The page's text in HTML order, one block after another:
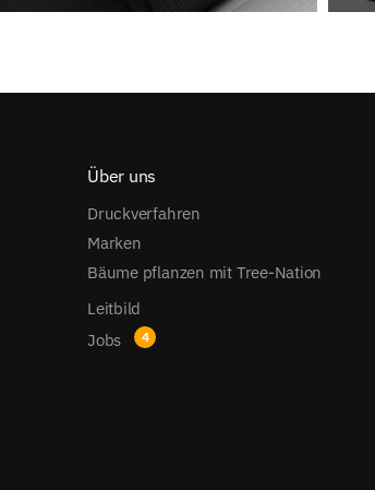
Über uns
Druckverfahren
Marken
Bäume pflanzen mit Tree-Nation
Leitbild
Jobs